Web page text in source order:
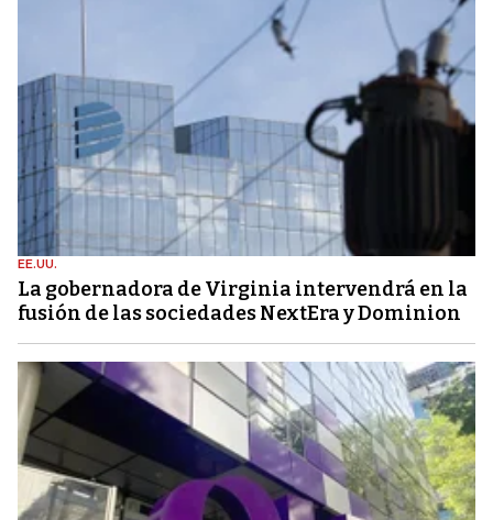
EE.UU.
La gobernadora de Virginia intervendrá en la
fusión de las sociedades NextEra y Dominion